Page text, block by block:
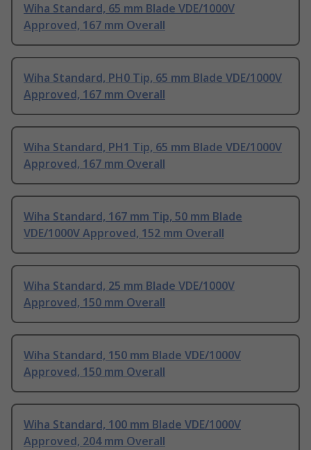
Wiha Standard, 65 mm Blade VDE/1000V
Approved, 167 mm Overall
Wiha Standard, PH0 Tip, 65 mm Blade VDE/1000V
Approved, 167 mm Overall
Wiha Standard, PH1 Tip, 65 mm Blade VDE/1000V
Approved, 167 mm Overall
Wiha Standard, 167 mm Tip, 50 mm Blade
VDE/1000V Approved, 152 mm Overall
Wiha Standard, 25 mm Blade VDE/1000V
Approved, 150 mm Overall
Wiha Standard, 150 mm Blade VDE/1000V
Approved, 150 mm Overall
Wiha Standard, 100 mm Blade VDE/1000V
Approved, 204 mm Overall